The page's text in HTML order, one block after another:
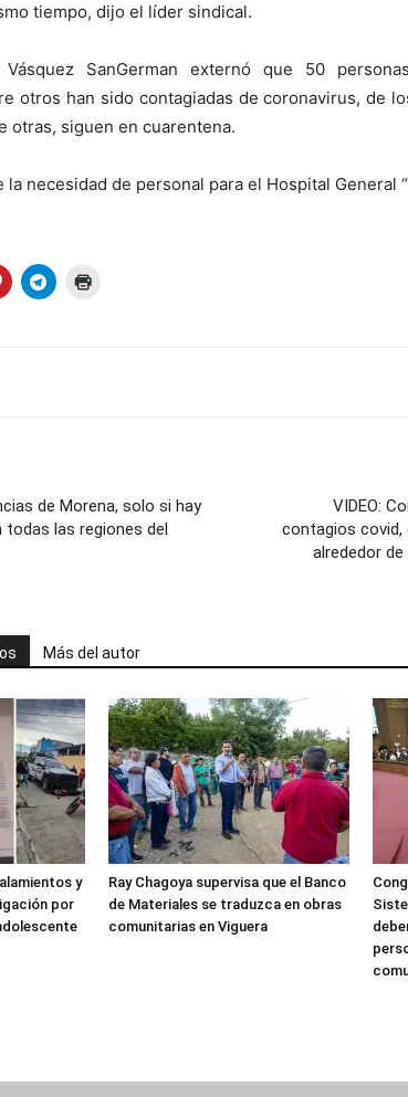
tiempo, dijo el líder sindical.
Vásquez SanGerman externó que 50
otros han sido contagiadas de coronavirus, de
otras, siguen en cuarentena.
la necesidad de personal para el Hospital General
de Morena, solo si hay
las regiones del
VIDEO:
contagios covid,
alrededor
Más del autor
y
por
Ray Chagoya supervisa que el Banco
de Materiales se traduzca en obras
comunitarias en Viguera